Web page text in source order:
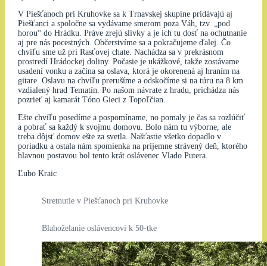
V Piešťanoch pri Kruhovke sa k Trnavskej skupine pridávajú aj
Piešťanci a spoločne sa vydávame smerom poza Váh, tzv. „pod
horou“ do Hrádku. Práve zrejú slivky a je ich tu dosť na ochutnanie
aj pre nás pocestných. Občerstvíme sa a pokračujeme ďalej. Čo
chvíľu sme už pri Rasťovej chate. Nachádza sa v prekrásnom
prostredí Hrádockej doliny. Počasie je ukážkové, takže zostávame
usadení vonku a začína sa oslava, ktorá je okorenená aj hraním na
gitare. Oslavu na chvíľu prerušíme a odskočíme si na túru na 8 km
vzdialený hrad Tematín. Po našom návrate z hradu, prichádza nás
pozrieť aj kamarát Tóno Gieci z Topoľčian.
Ešte chvíľu posedíme a pospomíname, no pomaly je čas sa rozlúčiť
a pobrať sa každý k svojmu domovu. Bolo nám tu výborne, ale
treba dôjsť domov ešte za svetla. Našťastie všetko dopadlo v
poriadku a ostala nám spomienka na príjemne strávený deň, ktorého
hlavnou postavou bol tento krát oslávenec Vlado Putera.
Ľubo Kraic
Stretnutie v Piešťanoch pri Kruhovke
Blahoželanie oslávencovi k 50-tke